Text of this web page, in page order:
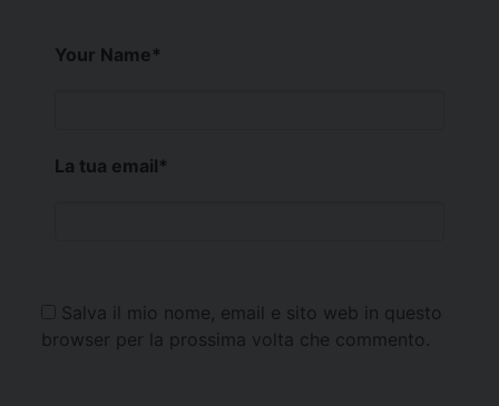
Your Name*
La tua email*
Salva il mio nome, email e sito web in questo
browser per la prossima volta che commento.